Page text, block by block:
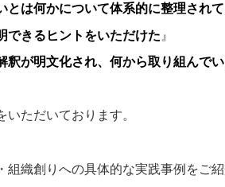
とは何かについて体系的に整理され
できるヒントをいただけた 』
釈が明文化され、何から取り組んで
いただいております。
組織創りへの具体的な実践事例をご紹